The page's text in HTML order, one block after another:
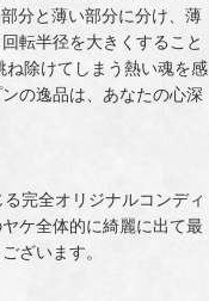
分と薄い部分に分け、薄
転半径を大きくすること
除けてしまう熱い魂を感
の逸品は、あなたの心深
完全オリジナルコンディ
ケ全体的に綺麗に出て最
ざいます。